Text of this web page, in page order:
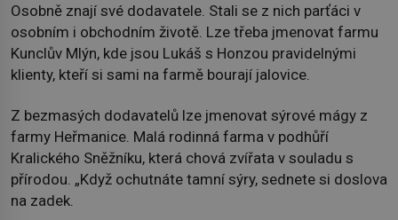
Osobně znají své dodavatele. Stali se z nich parťáci v
osobním i obchodním životě. Lze třeba jmenovat farmu
Kunclův Mlýn, kde jsou Lukáš s Honzou pravidelnými
klienty, kteří si sami na farmě bourají jalovice.
Z bezmasých dodavatelů lze jmenovat sýrové mágy z
farmy Heřmanice. Malá rodinná farma v podhůří
Kralického Sněžníku, která chová zvířata v souladu s
přírodou. „Když ochutnáte tamní sýry, sednete si doslova
na zadek.